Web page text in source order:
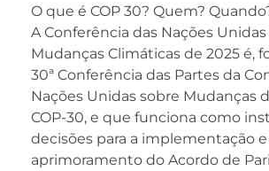
O que é COP 30? Quem?
A Conferência das Nações
Mudanças Climáticas de 2025 é,
30ª Conferência das Partes da
Nações Unidas sobre Mudanças
COP-30, e que funciona como
decisões para a implementação e
aprimoramento do Acordo de